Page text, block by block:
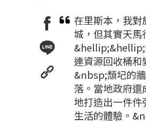
在里斯本，我
城，但其實天
&hellip;&hellip;
連資源回收桶和
&nbsp;頹圮的
落。當地政府
地打造出一件
生活的體驗。